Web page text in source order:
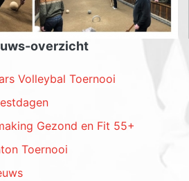
overzicht
Volleybal Toernooi
Gezond en Fit 55+
Toernooi